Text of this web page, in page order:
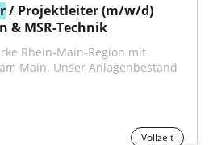
/ Projektleiter (m/w/d)
& MSR-Technik
Rhein-Main-Region mit
am Main. Unser Anlagenbestand
Vollzeit